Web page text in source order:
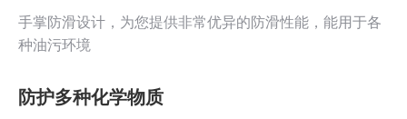
手掌防滑设计，为您提供非常优异的防滑性能，能用于各
种油污环境
防护多种化学物质